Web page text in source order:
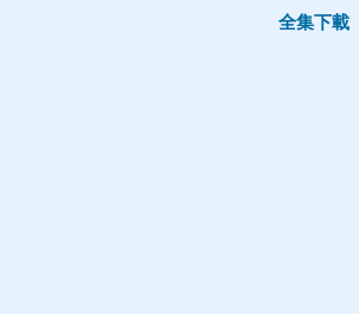
全集下載